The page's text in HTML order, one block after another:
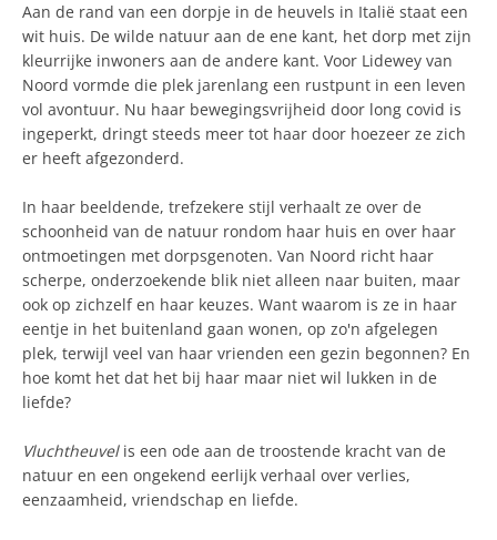
Aan de rand van een dorpje in de heuvels in Italië staat een
wit huis. De wilde natuur aan de ene kant, het dorp met zijn
kleurrijke inwoners aan de andere kant. Voor Lidewey van
Noord vormde die plek jarenlang een rustpunt in een leven
vol avontuur. Nu haar bewegingsvrijheid door long covid is
ingeperkt, dringt steeds meer tot haar door hoezeer ze zich
er heeft afgezonderd.
In haar beeldende, trefzekere stijl verhaalt ze over de
schoonheid van de natuur rondom haar huis en over haar
ontmoetingen met dorpsgenoten. Van Noord richt haar
scherpe, onderzoekende blik niet alleen naar buiten, maar
ook op zichzelf en haar keuzes. Want waarom is ze in haar
eentje in het buitenland gaan wonen, op zo'n afgelegen
plek, terwijl veel van haar vrienden een gezin begonnen? En
hoe komt het dat het bij haar maar niet wil lukken in de
liefde?
Vluchtheuvelis een ode aan de troostende kracht van de
natuur en een ongekend eerlijk verhaal over verlies,
eenzaamheid, vriendschap en liefde.